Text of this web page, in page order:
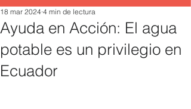
Ayuda en Acción: El agua
potable es un privilegio en
Ecuador
18 mar 2024 4 min de lectura